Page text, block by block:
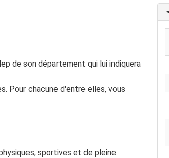
de son département qui lui indiquera
Pour chacune d'entre elles, vous
sportives et de pleine